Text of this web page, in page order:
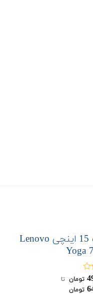
لپ تاپ 15 اینچی Lenovo
تومان ‌ تا ‌
تومان